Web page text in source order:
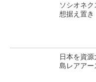
ソシオネ
想据え置き
日本を資
島レアアー